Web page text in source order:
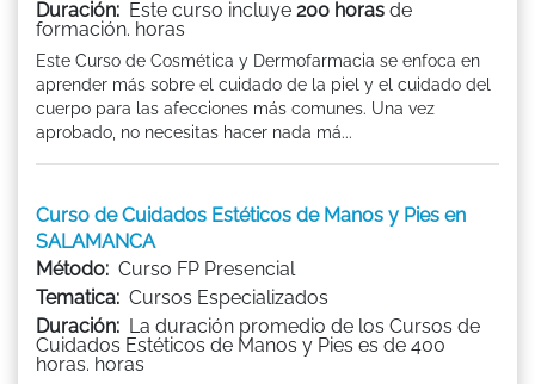
Duración: Este curso incluye 200 horas de
formación. horas
Este Curso de Cosmética y Dermofarmacia se enfoca en
aprender más sobre el cuidado de la piel y el cuidado del
cuerpo para las afecciones más comunes. Una vez
aprobado, no necesitas hacer nada má...
Curso de Cuidados Estéticos de Manos y Pies en
SALAMANCA
Método: Curso FP Presencial
Tematica: Cursos Especializados
Duración: La duración promedio de los Cursos de
Cuidados Estéticos de Manos y Pies es de 400
horas. horas